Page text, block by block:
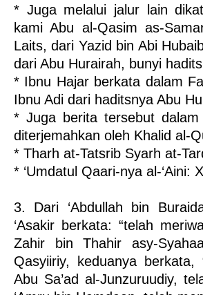
* Juga melalui jalur lain
kami Abu al-Qasim as-
Laits, dari Yazid bin Abi
dari Abu Hurairah, bunyi
* Ibnu Hajar berkata dalam
Ibnu Adi dari haditsnya Abu
* Juga berita tersebut
diterjemahkan oleh Khalid al-
* Tharh at-Tatsrib Syarh at-
* ‘Umdatul Qaari-nya al-‘Aini:
3. Dari ‘Abdullah bin
‘Asakir berkata: “telah
Zahir bin Thahir asy-
Qasyiiriy, keduanya berkata,
Abu Sa’ad al-Junzuruudiy,